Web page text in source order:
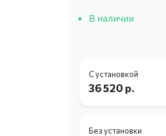
В наличии
С установкой
36 520 р.
Без установки